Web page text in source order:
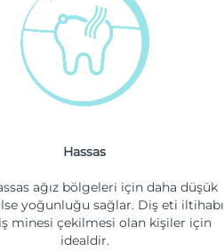
Hassas
ağız bölgeleri için daha düşük
yoğunluğu sağlar. Diş eti iltihabı
minesi çekilmesi olan kişiler için
idealdir.